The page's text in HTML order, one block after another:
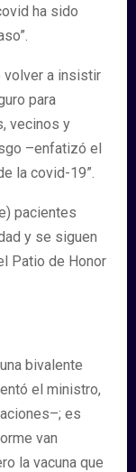
ha sido
volver a insistir
para
vecinos y
–enfatizó el
la covid-19”.
pacientes
y se siguen
Patio de Honor
bivalente
el ministro,
es
van
la vacuna que